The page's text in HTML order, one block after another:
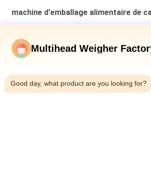
machine d'emballage alimentaire de
cajou
Multihead Weigher
Good day, what product are you looking for?